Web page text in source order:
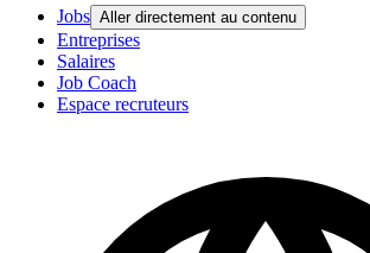
Jobs Aller directement au contenu
Entreprises
Salaires
Job Coach
Espace recruteurs